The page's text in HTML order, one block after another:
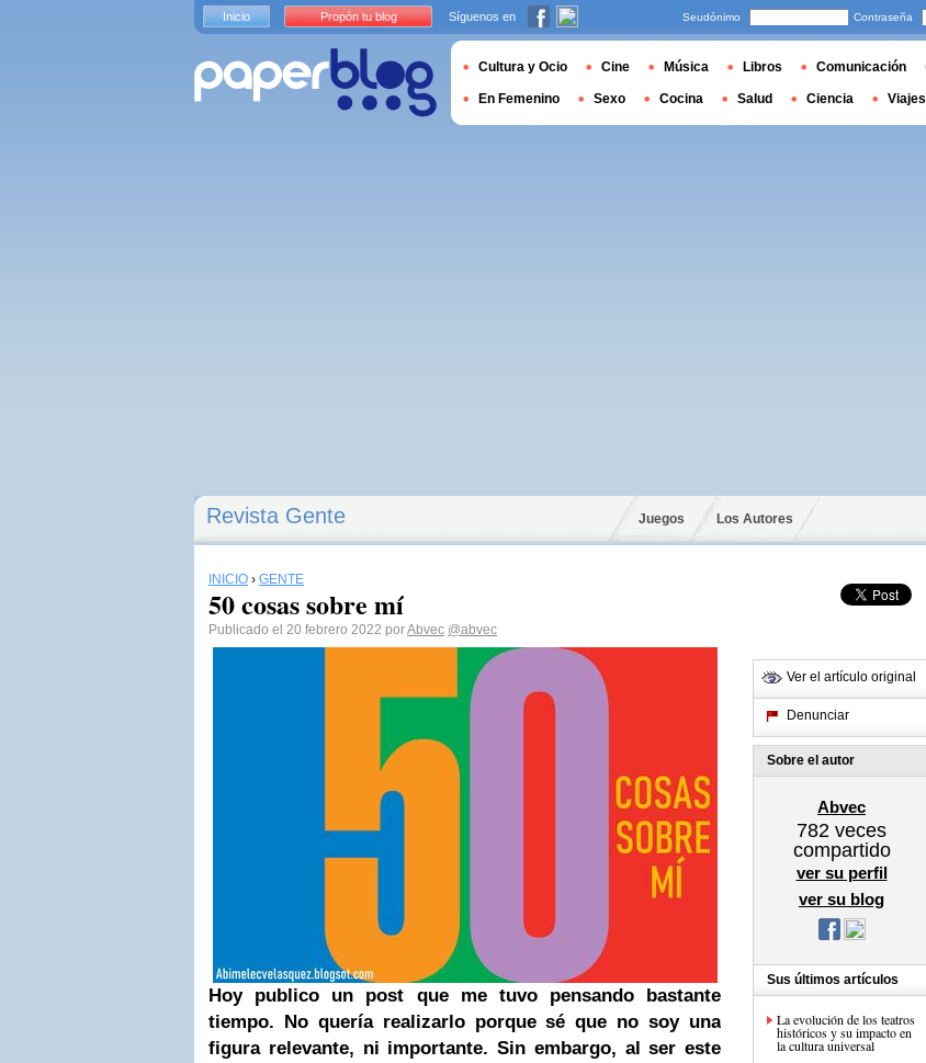
Revista Gente Juegos Los Autores
INICIO › GENTE
50 cosas sobre mí
Publicado el 20 febrero 2022 porAbvec @abvec
Hoy publico un post que me tuvo pensando bastante
tiempo. No quería realizarlo porque sé que no soy una
figura relevante, ni importante. Sin embargo, al ser este
Ver el artículo original
Denunciar
Sobre el autor
Abvec
782 veces
compartido
ver su perfil
ver su blog
Sus últimos artículos
La evolución de los teatros
históricos y su impacto en
la cultura universal
Inicio Propón tu blog Síguenos en Seudónimo Contraseña
Cultura y Ocio Cine Música Libros Comunicación
En Femenino Sexo Cocina Salud Ciencia Viajes